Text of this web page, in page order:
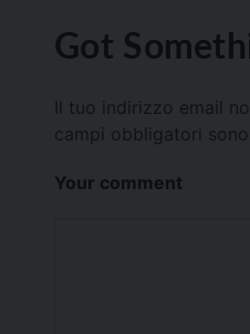
Got
Il tuo indirizzo email
campi obbligatori
Your comment